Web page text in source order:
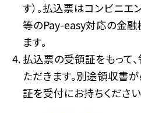
す）。払込票はコンビニエ
等のPay-easy対応の金
ます。
払込票の受領証をもって
ただきます。別途領収書
証を受付にお持ちください